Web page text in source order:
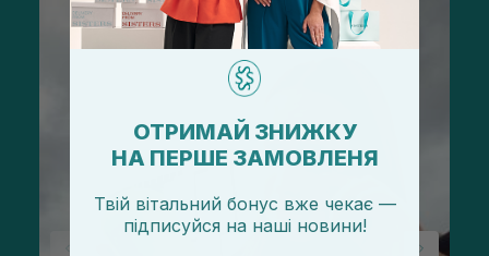
ОТРИМАЙ ЗНИЖКУ
НА ПЕРШЕ ЗАМОВЛЕНЯ
Твій вітальний бонус вже чекає —
підписуйся на наші новини!